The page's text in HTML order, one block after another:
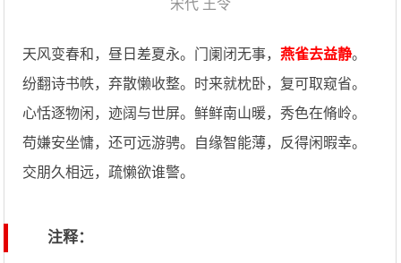
宋代 王令
天风变春和，昼日差夏永。门阑闭无事，燕雀去益静。
纷翻诗书帙，弃散懒收整。时来就枕卧，复可取窥省。
心恬逐物闲，迹阔与世屏。鲜鲜南山暖，秀色在脩岭。
苟嫌安坐慵，还可远游骋。自缘智能薄，反得闲暇幸。
交朋久相远，疏懒欲谁警。
注释：